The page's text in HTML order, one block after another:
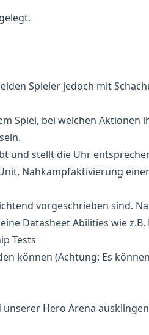
Spieler jedoch mit
Spiel, bei welchen Aktionen
und stellt die Uhr
Nahkampfaktivierung
vorgeschrieben sind.
Datasheet Abilities wie z.B.
Tests
können (Achtung: Es
Hero Arena